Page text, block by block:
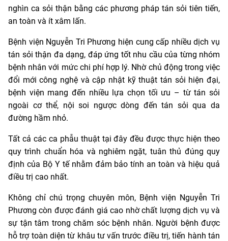
nghìn ca sỏi thận bằng các phương pháp tán sỏi tiên tiến,
an toàn và ít xâm lấn.
Bệnh viện Nguyễn Tri Phương hiện cung cấp nhiều dịch vụ
tán sỏi thận đa dạng, đáp ứng tốt nhu cầu của từng nhóm
bệnh nhân với mức chi phí hợp lý. Nhờ chủ động trong việc
đổi mới công nghệ và cập nhật kỹ thuật tán sỏi hiện đại,
bệnh viện mang đến nhiều lựa chọn tối ưu – từ tán sỏi
ngoài cơ thể, nội soi ngược dòng đến tán sỏi qua da
đường hầm nhỏ.
Tất cả các ca phẫu thuật tại đây đều được thực hiện theo
quy trình chuẩn hóa và nghiêm ngặt, tuân thủ đúng quy
định của Bộ Y tế nhằm đảm bảo tính an toàn và hiệu quả
điều trị cao nhất.
Không chỉ chú trọng chuyên môn, Bệnh viện Nguyễn Tri
Phương còn được đánh giá cao nhờ chất lượng dịch vụ và
sự tận tâm trong chăm sóc bệnh nhân. Người bệnh được
hỗ trợ toàn diện từ khâu tư vấn trước điều trị, tiến hành tán